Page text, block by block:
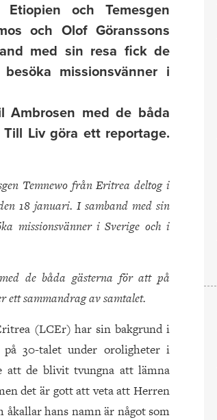
och Temesgen
och Olof Göranssons
med sin resa fick de
missionsvänner i
Ambrosen med de båda
Liv göra ett reportage.
Temnewo från Eritrea deltog i
18 januari. I samband med sin
missionsvänner i Sverige och i
de båda gästerna för att på
sammandrag av samtalet.
(LCEr) har sin bakgrund i
på 30-talet under oroligheter i
att de blivit tvungna att lämna
det är gott att veta att Herren
åkallar hans namn är något som